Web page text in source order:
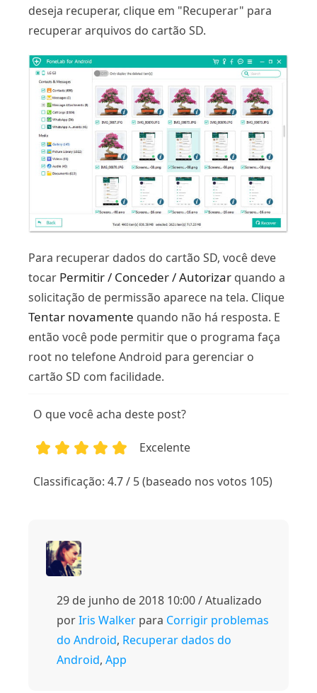
deseja recuperar, clique em "Recuperar" para
recuperar arquivos do cartão SD.
Para recuperar dados do cartão SD, você deve
tocar Permitir / Conceder / Autorizar quando a
solicitação de permissão aparece na tela. Clique
Tentar novamente quando não há resposta. E
então você pode permitir que o programa faça
root no telefone Android para gerenciar o
cartão SD com facilidade.
O que você acha deste post?
Excelente
Classificação: 4.7 / 5 (baseado nos votos 105)
29 de junho de 2018 10:00 / Atualizado
porIris Walker para Corrigir problemas
do Android, Recuperar dados do
Android, App